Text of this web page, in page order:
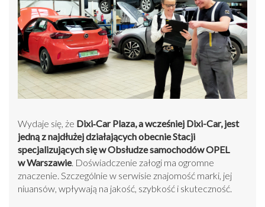
Wydaje się, że Dixi‑Car Plaza, a wcześniej Dixi-Car, jest
jedną z najdłużej działających obecnie Stacji
specjalizujących się w Obsłudze samochodów OPEL
w Warszawie. Doświadczenie załogi ma ogromne
znaczenie. Szczególnie w serwisie znajomość marki, jej
niuansów, wpływają na jakość, szybkość i skuteczność.